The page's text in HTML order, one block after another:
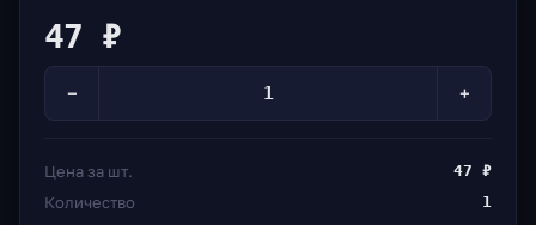
47 ₽
− +
Цена за шт. 47 ₽
Количество 1